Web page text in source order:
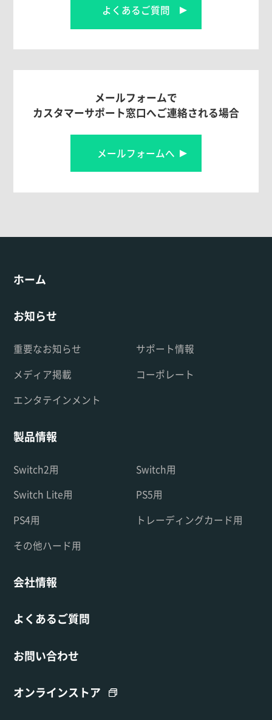
よくあるご質問
メールフォームで
カスタマーサポート窓口へご連絡される場合
メールフォームへ
ホーム
お知らせ
重要なお知らせ
サポート情報
メディア掲載
コーポレート
エンタテインメント
製品情報
Switch2用
Switch用
Switch Lite用
PS5用
PS4用
トレーディングカード用
その他ハード用
会社情報
よくあるご質問
お問い合わせ
オンラインストア